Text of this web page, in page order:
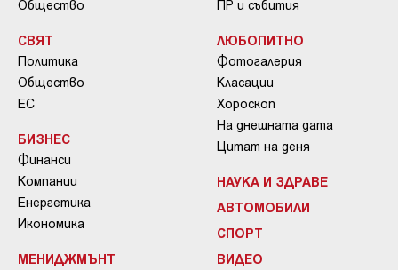
Общество
СВЯТ
Политика
Общество
ЕС
БИЗНЕС
Финанси
Компании
Енергетика
Икономика
МЕНИДЖМЪНТ
ПР и събития
ЛЮБОПИТНО
Фотогалерия
Класации
Хороскоп
На днешната дата
Цитат на деня
НАУКА И ЗДРАВЕ
АВТОМОБИЛИ
СПОРТ
ВИДЕО